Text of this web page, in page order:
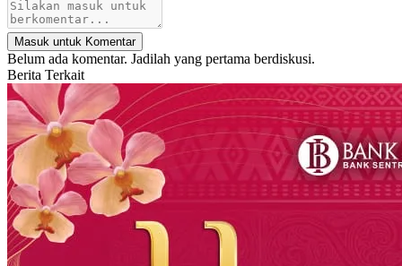
Masuk untuk Komentar
Belum ada komentar. Jadilah yang pertama berdiskusi.
Berita Terkait